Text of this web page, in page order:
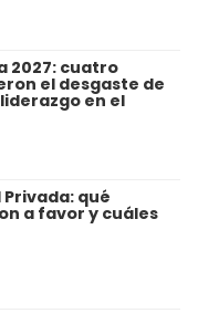
2027: cuatro
el desgaste de
en el
Privada: qué
a favor y cuáles